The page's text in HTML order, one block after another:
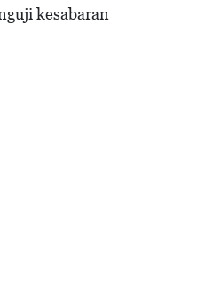
kesabaran